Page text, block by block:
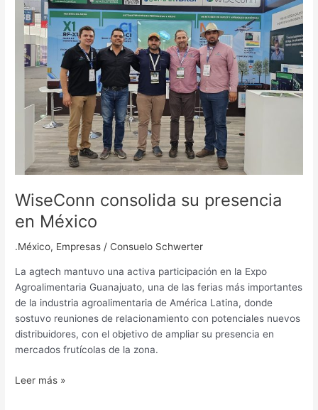
WiseConn consolida su presencia
en México
.México, Empresas / Consuelo Schwerter
La agtech mantuvo una activa participación en la Expo
Agroalimentaria Guanajuato, una de las ferias más importantes
de la industria agroalimentaria de América Latina, donde
sostuvo reuniones de relacionamiento con potenciales nuevos
distribuidores, con el objetivo de ampliar su presencia en
mercados frutícolas de la zona.
su
presencia
México
Leer más »